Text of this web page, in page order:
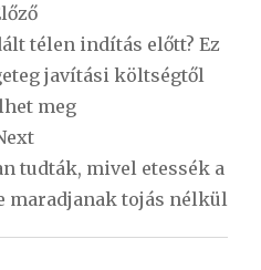
télen indítás előtt? Ez
javítási költségtől
meg
tudták, mivel etessék a
maradjanak tojás nélkül